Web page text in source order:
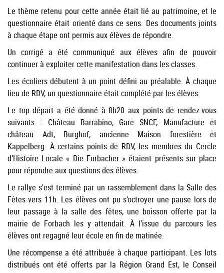
Le thème retenu pour cette année était lié au patrimoine, et le
questionnaire était orienté dans ce sens. Des documents joints
à chaque étape ont permis aux élèves de répondre.
Un corrigé a été communiqué aux élèves afin de pouvoir
continuer à exploiter cette manifestation dans les classes.
Les écoliers débutent à un point défini au préalable. À chaque
lieu de RDV, un questionnaire était complété par les élèves.
Le top départ a été donné à 8h20 aux points de rendez-vous
suivants : Château Barrabino, Gare SNCF, Manufacture et
château Adt, Burghof, ancienne Maison forestière et
Kappelberg. À certains points de RDV, les membres du Cercle
d’Histoire Locale « Die Furbacher » étaient présents sur place
pour répondre aux questions des élèves.
Le rallye s'est terminé par un rassemblement dans la Salle des
Fêtes vers 11h. Les élèves ont pu s’octroyer une pause lors de
leur passage à la salle des fêtes, une boisson offerte par la
mairie de Forbach les y attendait. À l’issue du parcours les
élèves ont regagné leur école en fin de matinée.
Une récompense a été attribuée à chaque participant. Les lots
distribués ont été offerts par la Région Grand Est, le Conseil